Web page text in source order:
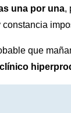
una por una,
que
clínico